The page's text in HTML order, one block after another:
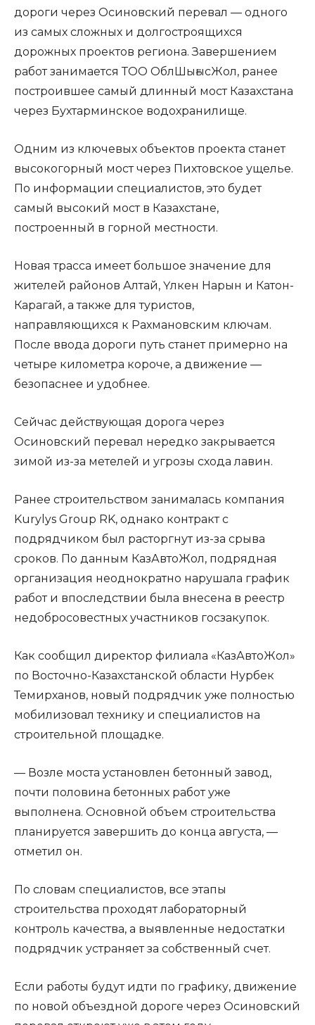
дороги через Осиновский перевал — одного
из самых сложных и долгостроящихся
дорожных проектов региона. Завершением
работ занимается ТОО ОблШығысЖол, ранее
построившее самый длинный мост Казахстана
через Бухтарминское водохранилище.
Одним из ключевых объектов проекта станет
высокогорный мост через Пихтовское ущелье.
По информации специалистов, это будет
самый высокий мост в Казахстане,
построенный в горной местности.
Новая трасса имеет большое значение для
жителей районов Алтай, Үлкен Нарын и Катон-
Карагай, а также для туристов,
направляющихся к Рахмановским ключам.
После ввода дороги путь станет примерно на
четыре километра короче, а движение —
безопаснее и удобнее.
Сейчас действующая дорога через
Осиновский перевал нередко закрывается
зимой из-за метелей и угрозы схода лавин.
Ранее строительством занималась компания
Kurylys Group RK, однако контракт с
подрядчиком был расторгнут из-за срыва
сроков. По данным КазАвтоЖол, подрядная
организация неоднократно нарушала график
работ и впоследствии была внесена в реестр
недобросовестных участников госзакупок.
Как сообщил директор филиала «КазАвтоЖол»
по Восточно-Казахстанской области Нурбек
Темирханов, новый подрядчик уже полностью
мобилизовал технику и специалистов на
строительной площадке.
— Возле моста установлен бетонный завод,
почти половина бетонных работ уже
выполнена. Основной объем строительства
планируется завершить до конца августа, —
отметил он.
По словам специалистов, все этапы
строительства проходят лабораторный
контроль качества, а выявленные недостатки
подрядчик устраняет за собственный счет.
Если работы будут идти по графику, движение
по новой объездной дороге через Осиновский